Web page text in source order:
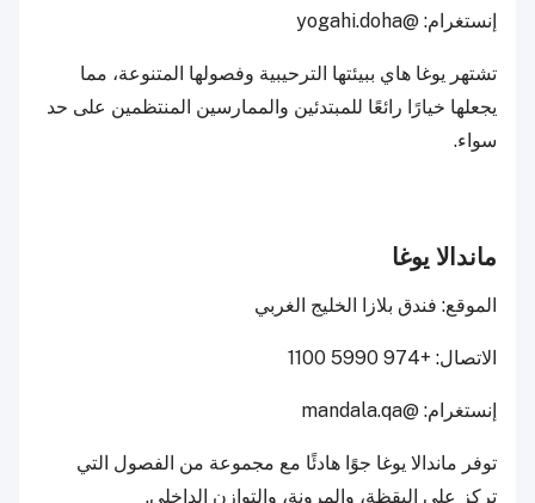
إنستغرام: @yogahi.doha
تشتهر يوغا هاي ببيئتها الترحيبية وفصولها المتنوعة، مما
يجعلها خيارًا رائعًا للمبتدئين والممارسين المنتظمين على حد
سواء.
ماندالا يوغا
الموقع: فندق بلازا الخليج الغربي
الاتصال: +974 5990 1100
إنستغرام: @mandala.qa
توفر ماندالا يوغا جوًا هادئًا مع مجموعة من الفصول التي
تركز على اليقظة، والمرونة، والتوازن الداخلي.